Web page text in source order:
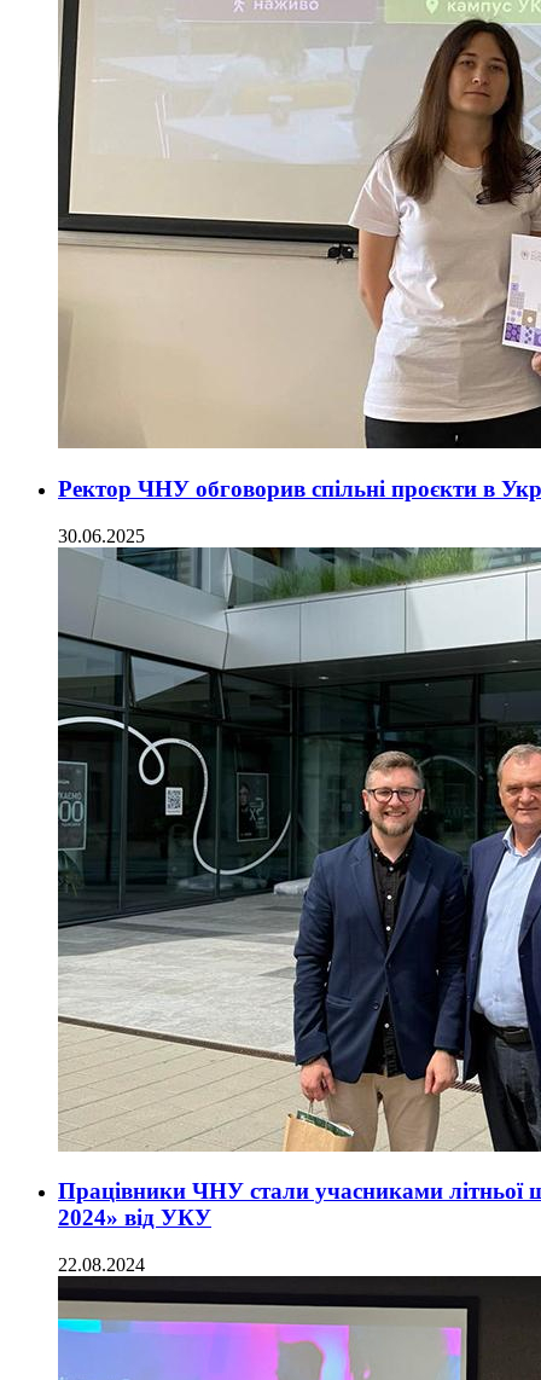
Ректор ЧНУ обговорив спільні проєкти в
30.06.2025
Працівники ЧНУ стали учасниками літньої
2024» від УКУ
22.08.2024